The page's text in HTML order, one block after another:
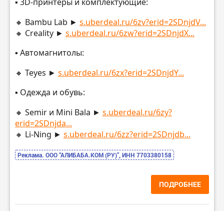
🔸 Bambu Lab ► s.uberdeal.ru/6zv?erid=2SDnjdV...
🔸 Creality ► s.uberdeal.ru/6zw?erid=2SDnjdX...
▪️ Автомагнитолы:
🔸 Teyes ► s.uberdeal.ru/6zx?erid=2SDnjdY...
▪️ Одежда и обувь:
🔸 Semir и Mini Bala ► s.uberdeal.ru/6zy?
erid=2SDnjda...
🔸 Li-Ning ► s.uberdeal.ru/6zz?erid=2SDnjdb...
Реклама. ООО “АЛИБАБА.КОМ (РУ)”, ИНН 7703380158
ПОДРОБНЕЕ